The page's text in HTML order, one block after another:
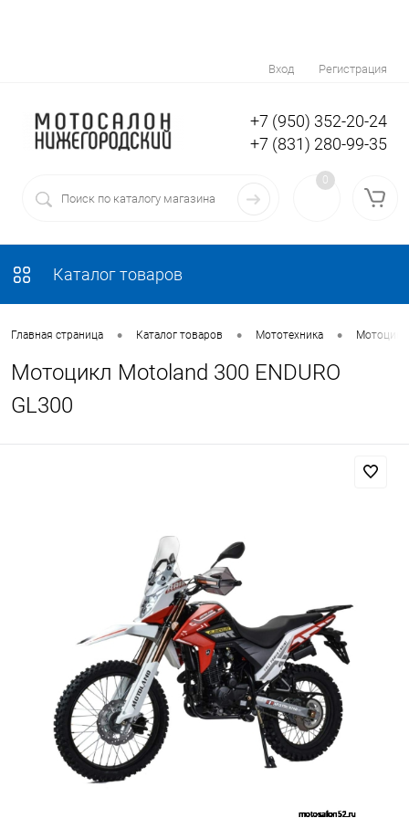
Вход Регистрация
+7 (950) 352-20-24
+7 (831) 280-99-35
0
Каталог товаров
Главная страница • Каталог товаров • Мототехника •
Мотоцикл Motoland 300 ENDURO
GL300